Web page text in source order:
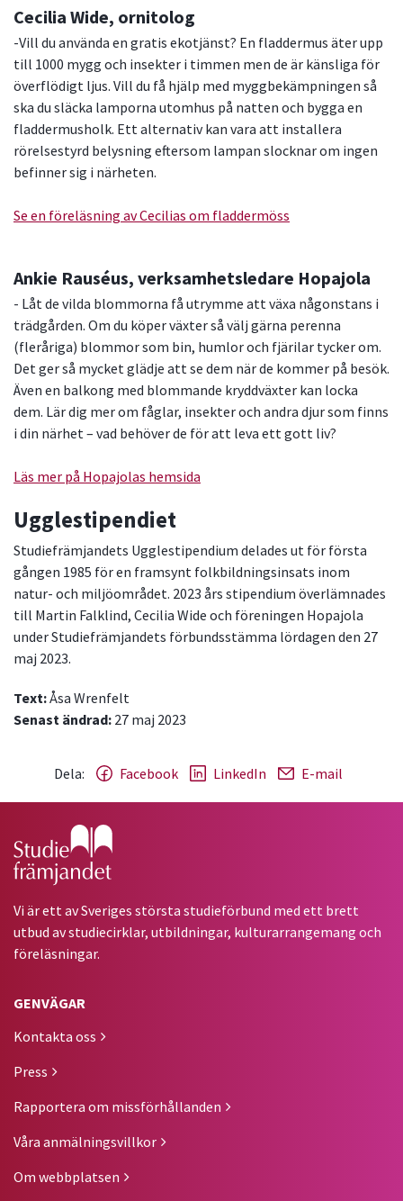
Cecilia Wide, ornitolog
-Vill du använda en gratis ekotjänst? En fladdermus äter upp
till 1000 mygg och insekter i timmen men de är känsliga för
överflödigt ljus. Vill du få hjälp med myggbekämpningen så
ska du släcka lamporna utomhus på natten och bygga en
fladdermusholk. Ett alternativ kan vara att installera
rörelsestyrd belysning eftersom lampan slocknar om ingen
befinner sig i närheten.
Se en föreläsning av Cecilias om fladdermöss
Ankie Rauséus, verksamhetsledare Hopajola
- Låt de vilda blommorna få utrymme att växa någonstans i
trädgården. Om du köper växter så välj gärna perenna
(fleråriga) blommor som bin, humlor och fjärilar tycker om.
Det ger så mycket glädje att se dem när de kommer på besök.
Även en balkong med blommande kryddväxter kan locka
dem. Lär dig mer om fåglar, insekter och andra djur som finns
i din närhet – vad behöver de för att leva ett gott liv?
Läs mer på Hopajolas hemsida
Ugglestipendiet
Studiefrämjandets Ugglestipendium delades ut för första
gången 1985 för en framsynt folk­bildningsinsats inom
natur­- och miljöområdet. 2023 års stipendium överlämnades
till Martin Falklind, Cecilia Wide och föreningen Hopajola
under Studiefrämjandets förbundsstämma lördagen den 27
maj 2023.
Text:Åsa Wrenfelt
Senast ändrad: 27 maj 2023
Dela: Facebook LinkedIn E-mail
Gå till studiefrämjandets startsida
Vi är ett av Sveriges största studieförbund med ett brett
utbud av studiecirklar, utbildningar, kulturarrangemang och
föreläsningar.
GENVÄGAR
Kontakta oss
Press
Rapportera om missförhållanden
Våra anmälningsvillkor
Om webbplatsen